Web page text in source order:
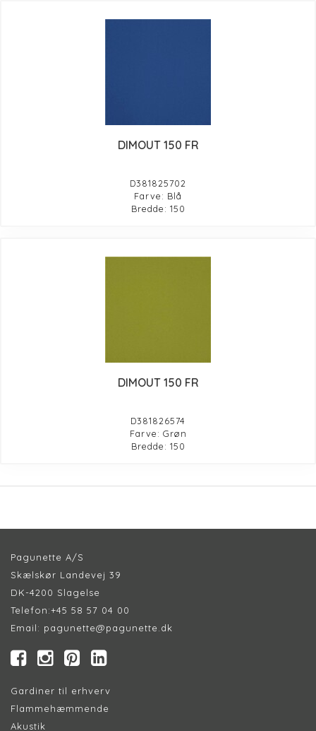
DIMOUT 150 FR
D381825702
Farve: Blå
Bredde: 150
DIMOUT 150 FR
D381826574
Farve: Grøn
Bredde: 150
Pagunette A/S
Skælskør Landevej 39
DK-4200 Slagelse
Telefon:+45 58 57 04 00
Email: pagunette@pagunette.dk
Gardiner til erhverv
Flammehæmmende
Akustik